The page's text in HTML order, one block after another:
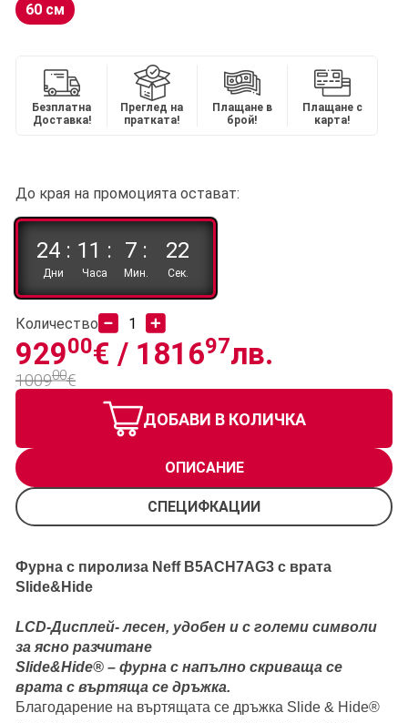
60 см
Безплатна
Доставка!
Преглед на
пратката!
Плащане в
брой!
Плащане с
карта!
До края на промоцията остават:
24 :
Дни
11 :
Часа
7 :
Мин.
21
Сек.
Количество
92900€ / 181697лв.
100900€
ДОБАВИ В КОЛИЧКА
ОПИСАНИЕ
СПЕЦИФКАЦИИ
Фурна с пиролиза Neff B5ACH7AG3 с врата
Slide&Hide
LCD-Дисплей- лесен, удобен и с големи символи
за ясно разчитане
Slide&Hide® – фурна с напълно скриваща се
врата с въртяща се дръжка.
Благодарение на въртящата се дръжка Slide & Hide®